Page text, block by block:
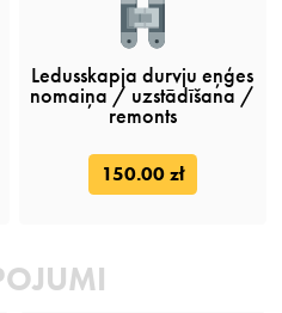
Ledusskapja durvju eņģes
nomaiņa / uzstādīšana /
remonts
150.00 zł